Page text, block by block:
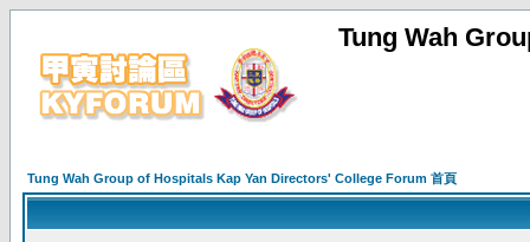
Tung Wah
Tung Wah Group of Hospitals Kap Yan Directors' College Forum 首頁